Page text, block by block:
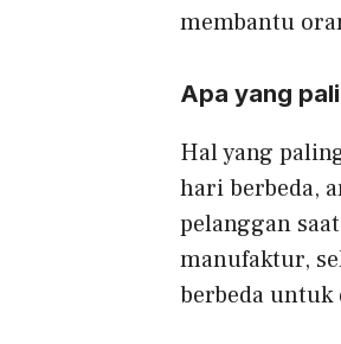
membantu
Apa yang
Hal yang
hari berbeda,
pelanggan
manufaktur,
berbeda untuk